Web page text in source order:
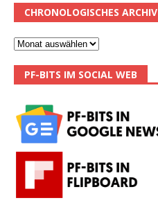
CHRONOLOGISCHES ARCHIV
PF-BITS IM SOCIAL WEB